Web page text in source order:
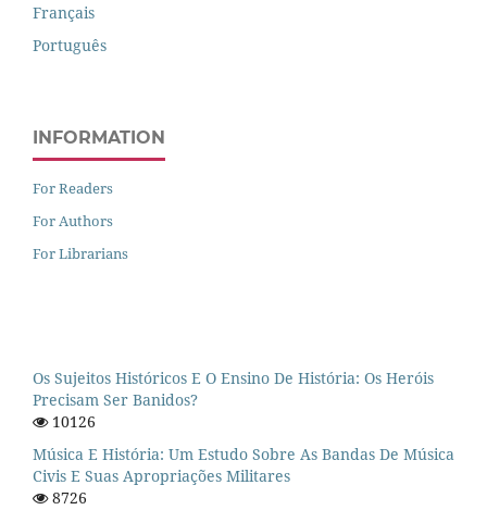
Français
Português
INFORMATION
For Readers
For Authors
For Librarians
Os Sujeitos Históricos E O Ensino De História: Os Heróis
Precisam Ser Banidos?
10126
Música E História: Um Estudo Sobre As Bandas De Música
Civis E Suas Apropriações Militares
8726